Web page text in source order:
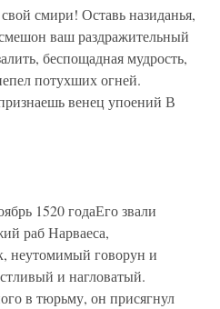
смири! Оставь назиданья,
ваш раздражительный
беспощадная мудрость,
потухших огней.
венец упоений В
1520 годаЕго звали
раб Нарваеса,
неутомимый говорун и
и нагловатый.
в тюрьму, он присягнул